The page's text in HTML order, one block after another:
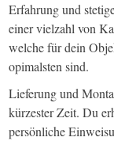
Erfahrung und
einer vielzahl von
welche für dein
opimalsten sind.
Lieferung und
kürzester Zeit. Du
persönliche